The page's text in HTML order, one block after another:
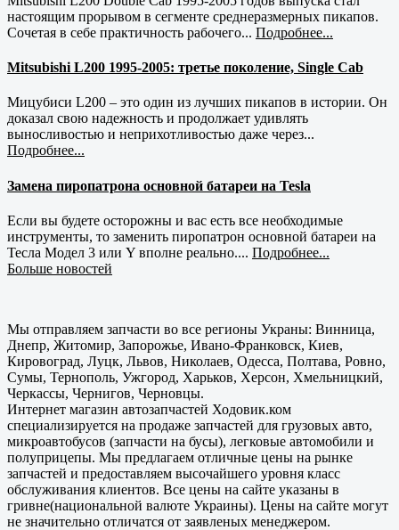
настоящим прорывом в сегменте среднеразмерных пикапов.
Сочетая в себе практичность рабочего... Подробнее...
Mitsubishi L200 1995-2005: третье поколение, Single Cab
Мицубиси L200 – это один из лучших пикапов в истории. Он
доказал свою надежность и продолжает удивлять
выносливостью и неприхотливостью даже через...
Подробнее...
Замена пиропатрона основной батареи на Tesla
Если вы будете осторожны и вас есть все необходимые
инструменты, то заменить пиропатрон основной батареи на
Тесла Модел 3 или Y вполне реально.... Подробнее...
Больше новостей
Мы отправляем запчасти во все регионы Украны: Винница,
Днепр, Житомир, Запорожье, Ивано-Франковск, Киев,
Кировоград, Луцк, Львов, Николаев, Одесса, Полтава, Ровно,
Сумы, Тернополь, Ужгород, Харьков, Херсон, Хмельницкий,
Черкассы, Чернигов, Черновцы.
Интернет магазин автозапчастей Ходовик.ком
специализируется на продаже запчастей для грузовых авто,
микроавтобусов (запчасти на бусы), легковые автомобили и
полуприцепы. Мы предлагаем отличные цены на рынке
запчастей и предоставляем высочайшего уровня класс
обслуживания клиентов. Все цены на сайте указаны в
гривне(национальной валюте Украины). Цены на сайте могут
не значительно отличатся от заявленых менеджером.